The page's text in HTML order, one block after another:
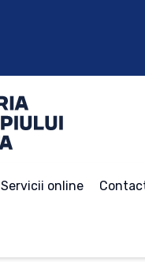
Servicii online